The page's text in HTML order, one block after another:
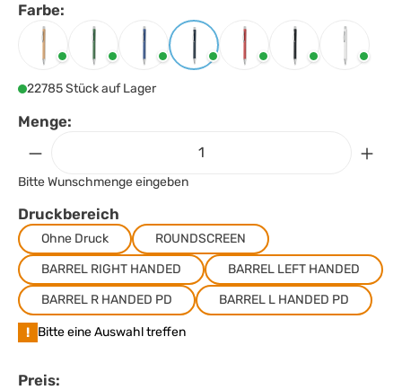
Farbe:
Farbe auswählen
Beige Grün KönigsblauMarineblauRot SchwarzWeiss
22785 Stück auf Lager
Menge:
Bitte Wunschmenge eingeben
Druckbereich
Ohne Druck
ROUNDSCREEN
BARREL RIGHT HANDED
BARREL LEFT HANDED
BARREL R HANDED PD
BARREL L HANDED PD
! Bitte eine Auswahl treffen
Preis: